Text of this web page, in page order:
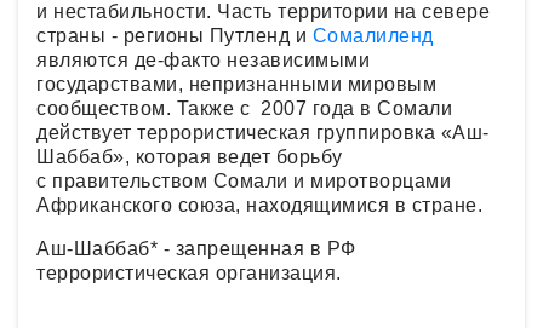
и нестабильности. Часть территории на севере
страны - регионы Путленд и Сомалиленд
являются де-факто независимыми
государствами, непризнанными мировым
сообществом. Также с 2007 года в Сомали
действует террористическая группировка «Аш-
Шаббаб», которая ведет борьбу
с правительством Сомали и миротворцами
Африканского союза, находящимися в стране.
Аш-Шаббаб* - запрещенная в РФ
террористическая организация.